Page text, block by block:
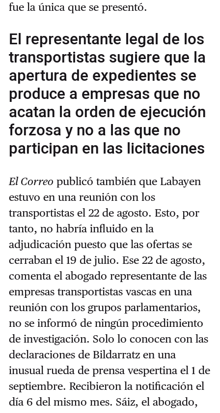
fue la única que se presentó.
El representante legal de los
transportistas sugiere que la
apertura de expedientes se
produce a empresas que no
acatan la orden de ejecución
forzosa y no a las que no
participan en las licitaciones
El Correo publicó también que Labayen
estuvo en una reunión con los
transportistas el 22 de agosto. Esto, por
tanto, no habría influido en la
adjudicación puesto que las ofertas se
cerraban el 19 de julio. Ese 22 de agosto,
comenta el abogado representante de las
empresas transportistas vascas en una
reunión con los grupos parlamentarios,
no se informó de ningún procedimiento
de investigación. Solo lo conocen con las
declaraciones de Bildarratz en una
inusual rueda de prensa vespertina el 1 de
septiembre. Recibieron la notificación el
día 6 del mismo mes. Sáiz, el abogado,